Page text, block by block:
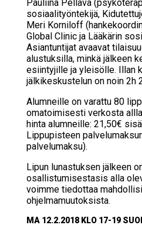
Pauliina Pellava
sosiaalityöntekijä,
Meri Korniloff
Global Clinic ja Lääkärin
Asiantuntijat avaavat
alustuksilla, minkä jälkeen
esiintyjille ja yleisölle. Illan
jälkikeskustelun on noin 2h
Alumneille on varattu 80
omatoimisesti verkosta
hinta alumneille: 21,50€
Lippupisteen
palvelumaksu).
Lipun lunastuksen jälkeen
osallistumisestasis alla
voimme tiedottaa
ohjelmamuutoksista.
MA 12.2.2018 KLO 17-19